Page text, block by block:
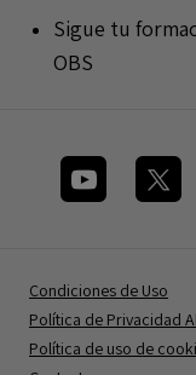
Sigue tu
OBS
Condiciones de Uso
Política de Privacidad
Política de uso de